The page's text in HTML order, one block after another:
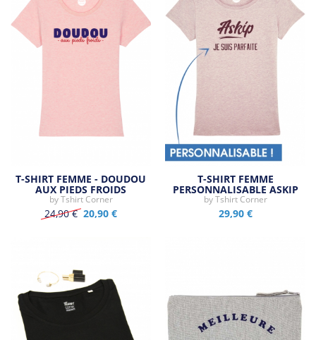
T-SHIRT FEMME - DOUDOU
AUX PIEDS FROIDS
byTshirt Corner
24,90 € 20,90 €
T-SHIRT FEMME
PERSONNALISABLE ASKIP
byTshirt Corner
29,90 €